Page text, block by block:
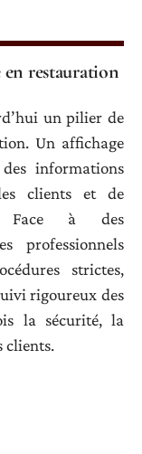
restauration
un pilier de
Un affichage
informations
clients et de
Face à des
professionnels
strictes,
rigoureux des
la sécurité, la
clients.